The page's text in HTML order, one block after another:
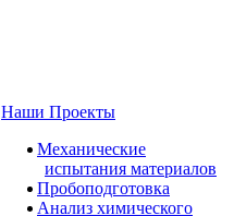
Наши Проекты
Механические
испытания материалов
Пробоподготовка
Анализ химического